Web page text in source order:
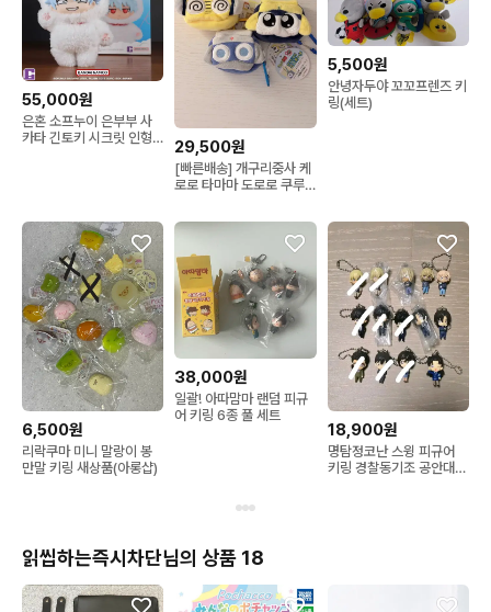
55,000원
은혼 소프누이 은부부 사
카타 긴토키 시크릿 인형
29,500원
[빠른배송] 개구리중사 케
로로 타마마 도로로 쿠루
5,500원
안녕자두야 꼬꼬프렌즈 키
링(세트)
6,500원
리락쿠마 미니 말랑이 봉
만말 키링 새상품(아롱샵)
38,000원
일괄! 아따맘마 랜덤 피규
어 키링 6종 풀 세트
18,900원
명탐정코난 스윙 피규어
키링 경찰동기조 공안대
읽씹하는즉시차단님의 상품 18